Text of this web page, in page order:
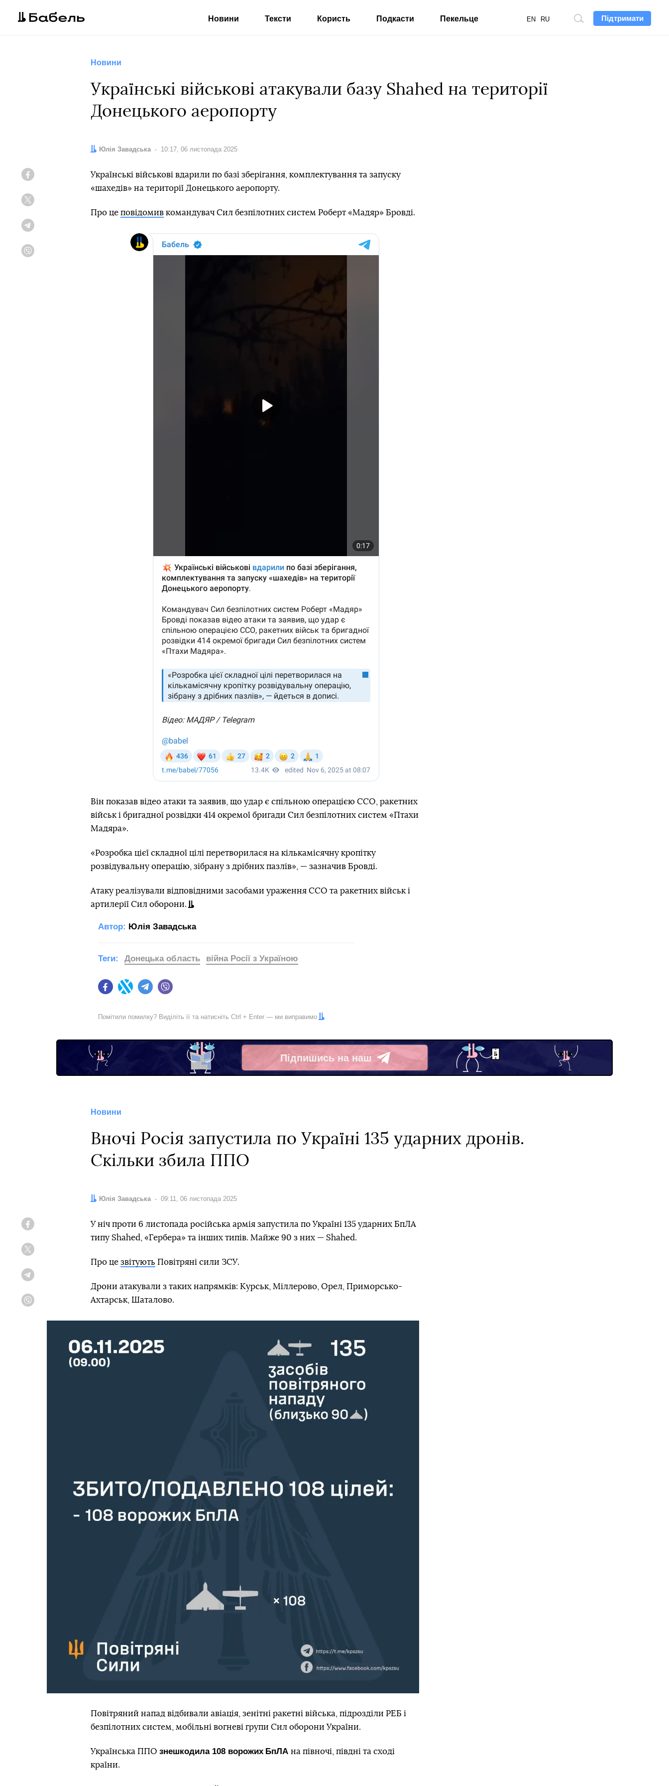
Підтримати
Пошук
EN RU
Новини Тексти Користь Подкасти Пекельце
Новини
Українські військові атакували базу Shahed на території
Донецького аеропорту
Автор:
Юлія Завадська Дата:
10:17, 06 листопада 2025
Українські військові вдарили по базі зберігання, комплектування та запуску
«шахедів» на території Донецького аеропорту.
Про це повідомив командувач Сил безпілотних систем Роберт «Мадяр» Бровді.
Він показав відео атаки та заявив, що удар є спільною операцією ССО, ракетних
військ і бригадної розвідки 414 окремої бригади Сил безпілотних систем «Птахи
Мадяра».
«Розробка цієї складної цілі перетворилася на кількамісячну кропітку
розвідувальну операцію, зібрану з дрібних пазлів», — зазначив Бровді.
Атаку реалізували відповідними засобами ураження ССО та ракетних військ і
артилерії Сил оборони.
Автор: Юлія Завадська
FacebookTwitter Telegram
Теги: Донецька область війна Росії з Україною
Помітили помилку? Виділіть її та натисніть Ctrl + Enter — ми виправимо
Підпишись на наш
Telegram
Новини
Вночі Росія запустила по Україні 135 ударних дронів.
Скільки збила ППО
Автор:
Юлія Завадська Дата:
09:11, 06 листопада 2025
У ніч проти 6 листопада російська армія запустила по Україні 135 ударних БпЛА
типу Shahed, «Гербера» та інших типів. Майже 90 з них — Shahed.
Про це звітують Повітряні сили ЗСУ.
Дрони атакували з таких напрямків: Курськ, Міллерово, Орел, Приморсько-
Ахтарськ, Шаталово.
Повітряний напад відбивали авіація, зенітні ракетні війська, підрозділи РЕБ і
безпілотних систем, мобільні вогневі групи Сил оборони України.
Українська ППО знешкодила 108 ворожих БпЛА на півночі, півдні та сході
країни.